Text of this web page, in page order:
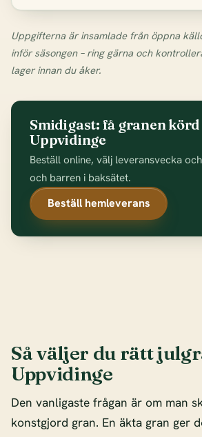
Uppgifterna är insamlade från öppna
inför säsongen – ring gärna och
lager innan du åker.
Smidigast: få granen
Uppvidinge
Beställ online, välj leveransvecka
och barren i baksätet.
Beställ hemleverans
Så väljer du rätt
Uppvidinge
Den vanligaste frågan är om man
konstgjord gran. En äkta gran ger